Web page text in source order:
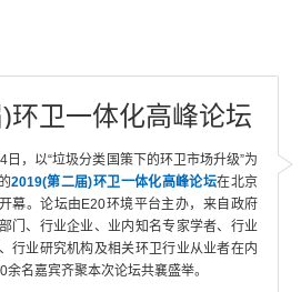
环卫一体化高峰论坛
日，以“垃圾分类国策下的环卫市场升级”为
2019(第二届)环卫一体化高峰论坛在北京
幕。论坛由E20环境平台主办，来自政府
门、行业企业、业内知名专家学者、行业
行业研究机构及相关环卫行业从业者在内
余名嘉宾齐聚本次论坛共襄盛举。